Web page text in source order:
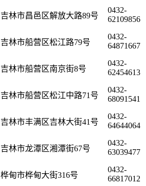
吉林市昌邑区解放大路89号
0432-
62109856
吉林市船营区松江路79号
0432-
64871667
吉林市船营区南京街8号
0432-
62454613
吉林市船营区松江中路71号
0432-
68091541
吉林市丰满区吉林大街41号
0432-
64644064
吉林市龙潭区湘潭街67号
0432-
63039477
桦甸市桦甸大街316号
0432-
66817012